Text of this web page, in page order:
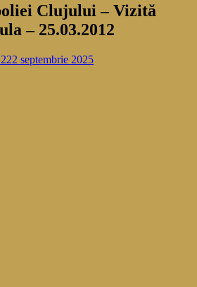
Clujului – Vizită
– 25.03.2012
22 septembrie 2025